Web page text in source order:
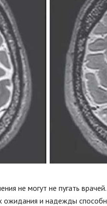
не могут не пугать
и надежды